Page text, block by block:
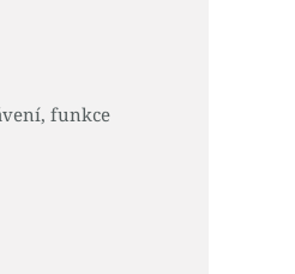
funkce